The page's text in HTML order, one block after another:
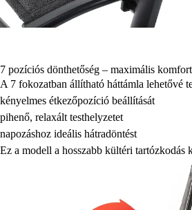
7 pozíciós dönthetőség – maximális komfort
A 7 fokozatban állítható háttámla lehetővé
kényelmes étkezőpozíció beállítását
pihenő, relaxált testhelyzetet
napozáshoz ideális hátradöntést
Ez a modell a hosszabb kültéri tartózkodás